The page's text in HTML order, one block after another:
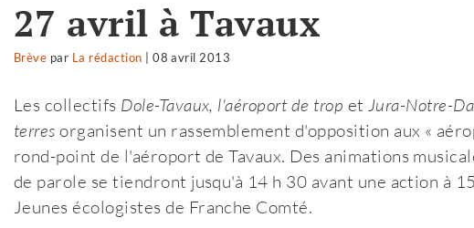
27 avril à Tavaux
Brève par La rédaction |08 avril 2013
Les collectifs Dole-Tavaux, l'aéroport de trop et Jura-Notre-
terres organisent un rassemblement d'opposition aux «
rond-point de l'aéroport de Tavaux. Des animations
de parole se tiendront jusqu'à 14 h 30 avant une action à
Jeunes écologistes de Franche Comté.